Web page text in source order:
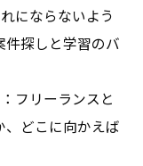
にならないよう
件探しと学習のバ
フリーランスと
、どこに向かえば